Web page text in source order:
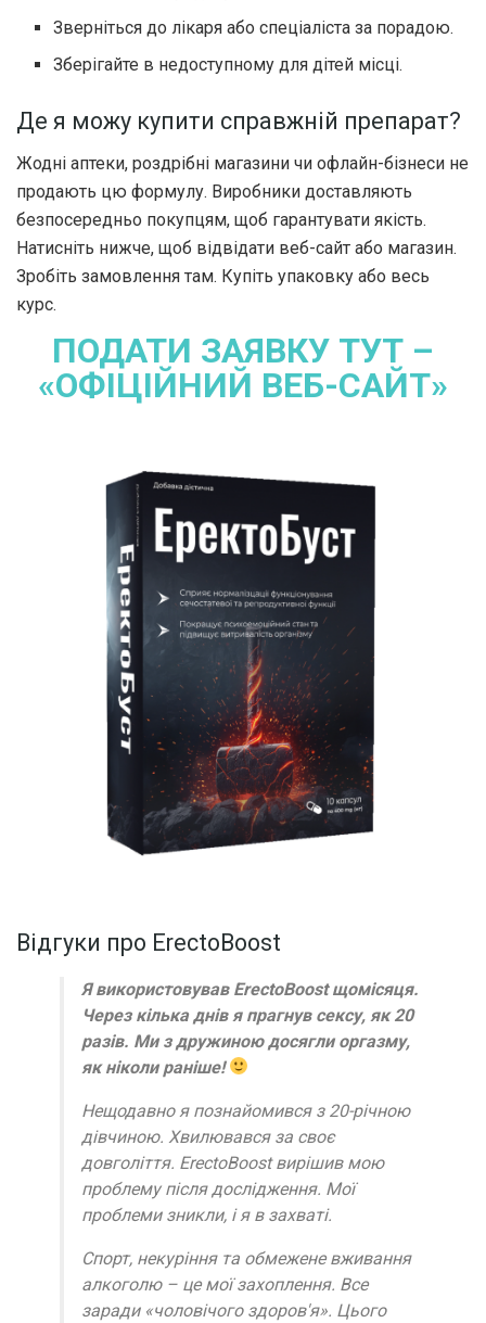
Зверніться до лікаря або спеціаліста за порадою.
Зберігайте в недоступному для дітей місці.
Де я можу купити справжній препарат?
Жодні аптеки, роздрібні магазини чи офлайн-бізнеси не
продають цю формулу. Виробники доставляють
безпосередньо покупцям, щоб гарантувати якість.
Натисніть нижче, щоб відвідати веб-сайт або магазин.
Зробіть замовлення там. Купіть упаковку або весь
курс.
ПОДАТИ ЗАЯВКУ ТУТ –
«ОФІЦІЙНИЙ ВЕБ-САЙТ»
Відгуки про ErectoBoost
Я використовував ErectoBoost щомісяця.
Через кілька днів я прагнув сексу, як 20
разів. Ми з дружиною досягли оргазму,
як ніколи раніше!
Нещодавно я познайомився з 20-річною
дівчиною. Хвилювався за своє
довголіття. ErectoBoost вирішив мою
проблему після дослідження. Мої
проблеми зникли, і я в захваті.
Спорт, некуріння та обмежене вживання
алкоголю – це мої захоплення. Все
заради «чоловічого здоров'я». Цього